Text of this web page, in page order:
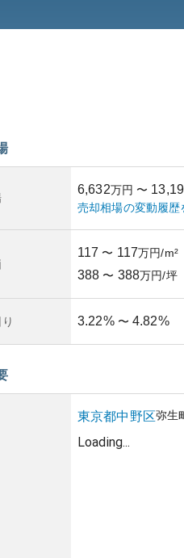
6,632万円 〜
売却相場の変動履歴
117 〜 117万円/m²
388 〜 388万円/坪
3.22% 〜 4.82%
東京都中野区弥生
Loading...